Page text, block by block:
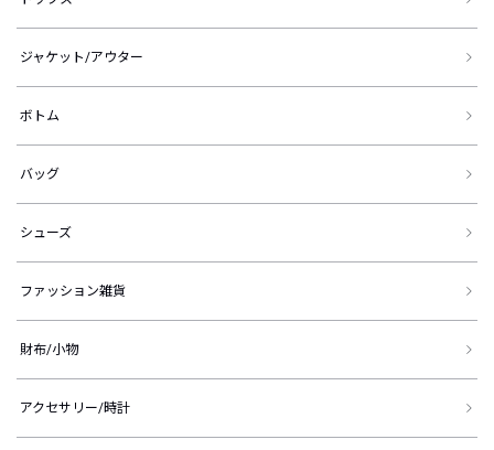
ジャケット/アウター
ボトム
バッグ
シューズ
ファッション雑貨
財布/小物
アクセサリー/時計